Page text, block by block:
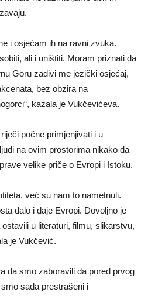
i osjećam ih na ravni zvuka.
ali i uništiti. Moram priznati da
Goru zadivi me jezički osjećaj,
bez obzira na
kazala je Vukčevićeva.
počne primjenjivati i u
na ovim prostorima nikako da
velike priče o Evropi i Istoku.
već su nam to nametnuli.
dalo i daje Evropi. Dovoljno je
u literaturi, filmu, slikarstvu,
je Vukčević.
da smo zaboravili da pored prvog
sada prestrašeni i